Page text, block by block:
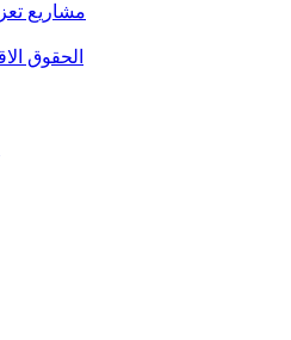
مشاريع
الحقوق